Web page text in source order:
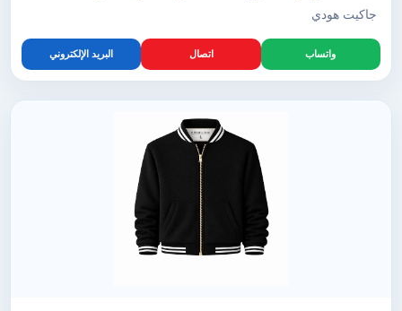
جاكيت هودي
واتساب اتصال البريد الإلكتروني